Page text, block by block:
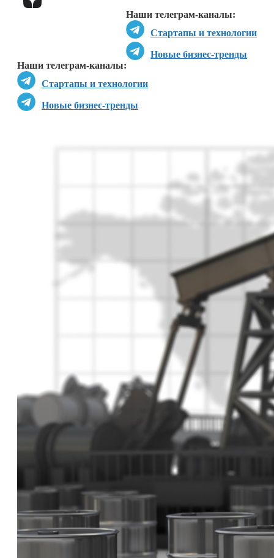
Наши телеграм-каналы:
Стартапы и технологии
Новые бизнес-тренды
Наши телеграм-каналы:
Стартапы и технологии
Новые бизнес-тренды